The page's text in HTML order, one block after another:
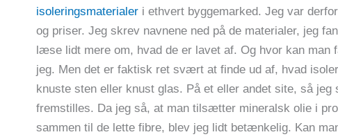
isoleringsmaterialer i ethvert byggemarked. Jeg var
og priser. Jeg skrev navnene ned på de materialer, jeg
læse lidt mere om, hvad de er lavet af. Og hvor kan man
jeg. Men det er faktisk ret svært at finde ud af, hvad
knuste sten eller knust glas. På et eller andet site, så
fremstilles. Da jeg så, at man tilsætter mineralsk olie i
sammen til de lette fibre, blev jeg lidt betænkelig. Kan